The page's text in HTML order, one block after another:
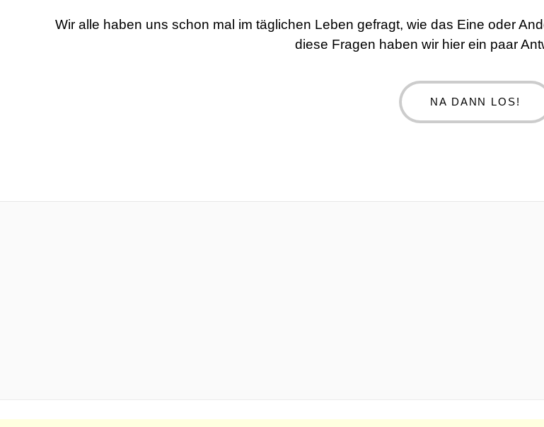
Wir alle haben uns schon mal im täglichen Leben gefragt, wie das Eine oder
diese Fragen haben wir hier ein paar
NA DANN LOS!